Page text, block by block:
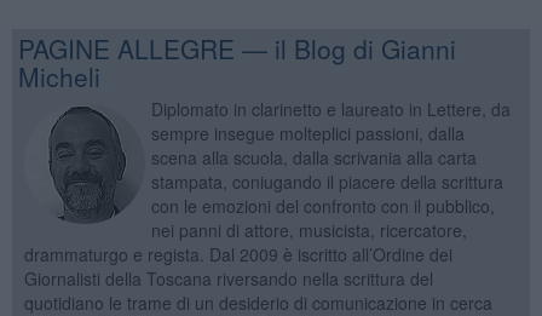
PAGINE ALLEGRE — il Blog di Gianni
Micheli
Diplomato in clarinetto e laureato in Lettere, da
sempre insegue molteplici passioni, dalla
scena alla scuola, dalla scrivania alla carta
stampata, coniugando il piacere della scrittura
con le emozioni del confronto con il pubblico,
nei panni di attore, musicista, ricercatore,
drammaturgo e regista. Dal 2009 è iscritto all’Ordine dei
Giornalisti della Toscana riversando nella scrittura del
quotidiano le trame di un desiderio di comunicazione in cerca